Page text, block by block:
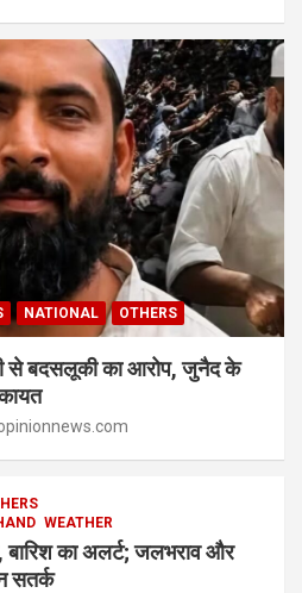
NATIONAL OTHERS
से बदसलूकी का आरोप, जुनैद के
WEATHER
का अलर्ट; जलभराव और
सतर्क